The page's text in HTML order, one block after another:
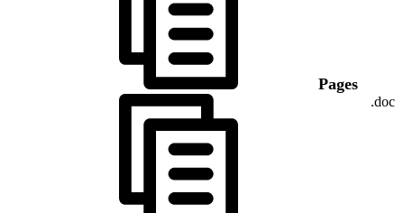
Pages
.doc